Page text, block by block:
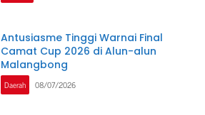
Antusiasme Tinggi Warnai Final
Camat Cup 2026 di Alun-alun
Malangbong
Daerah 08/07/2026